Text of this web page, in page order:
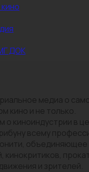
ДОК
медиа о
кино и не только.
о киноиндустрии в
всему
объединяющее
кинокритиков,
и зрителей.